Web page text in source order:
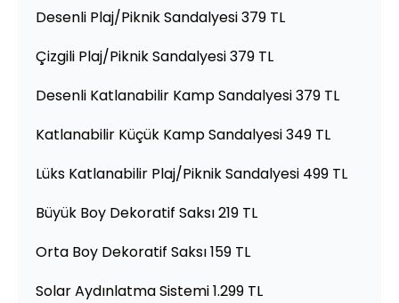
Desenli Plaj/Piknik Sandalyesi 379 TL
Çizgili Plaj/Piknik Sandalyesi 379 TL
Desenli Katlanabilir Kamp Sandalyesi 379 TL
Katlanabilir Küçük Kamp Sandalyesi 349 TL
Lüks Katlanabilir Plaj/Piknik Sandalyesi 499 TL
Büyük Boy Dekoratif Saksı 219 TL
Orta Boy Dekoratif Saksı 159 TL
Solar Aydınlatma Sistemi 1.299 TL